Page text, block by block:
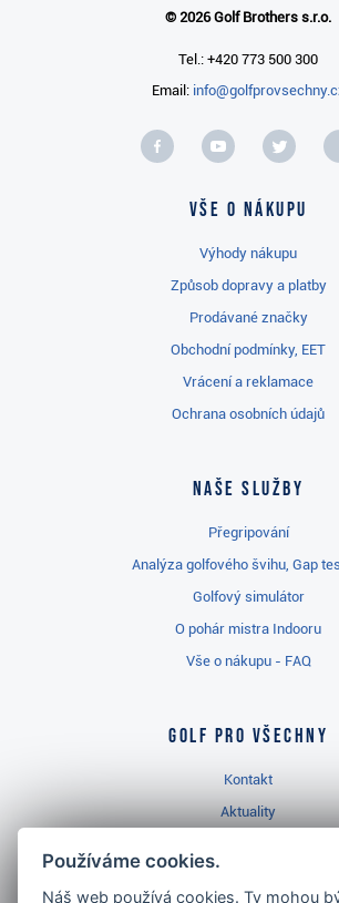
© 2026 Golf Brothers s.r.o.
Tel.: +420 773 500 300
Email:
Vše o nákupu
Výhody nákupu
Způsob dopravy a platby
Prodávané značky
Obchodní podmínky, EET
Vrácení a reklamace
Ochrana osobních údajů
Naše služby
Přegripování
Analýza golfového švihu, Gap
Golfový simulátor
O pohár mistra Indooru
Vše o nákupu - FAQ
Golf pro všechny
Kontakt
Aktuality
Používáme cookies.
Náš web používá cookies. Ty mohou